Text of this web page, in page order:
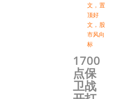
文 ， 置
顶好
文 ， 股
市风向
标
1700
点保
卫战